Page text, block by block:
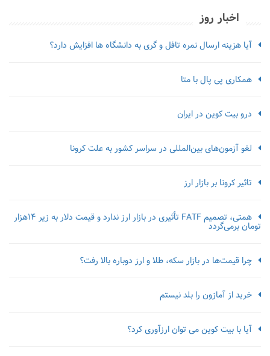
اخبار روز
آیا هزینه ارسال نمره تافل و گری به دانشگاه ها افزایش دارد؟
همکاری پی پال با متا
درو بیت کوین در ایران
لغو آزمون‌‌های بین‌المللی در سراسر کشور به علت کرونا
تاثیر کرونا بر بازار ارز
همتی، تصمیم FATF تأثیری در بازار ارز ندارد و قیمت دلار به زیر ۱۴هزار
تومان برمی‌گردد
چرا قیمت‌ها در بازار سکه، طلا و ارز دوباره بالا رفت؟
خرید از آمازون را بلد نیستم
آیا با بیت کوین می توان ارزآوری کرد؟